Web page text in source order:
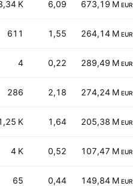
K 6,09 673,19 M EUR
611 1,55 264,14 M EUR
4 0,22 289,49 M EUR
286 2,18 274,24 M EUR
K 1,64 205,38 M EUR
4 K 0,52 107,47 M EUR
65 0,44 149,84 M EUR